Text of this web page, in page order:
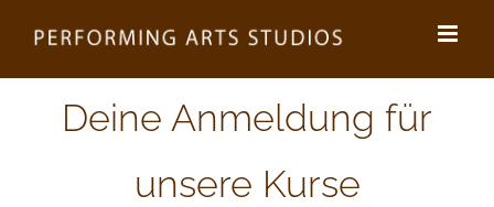
Inhalt
springen
Deine Anmeldung für
unsere Kurse